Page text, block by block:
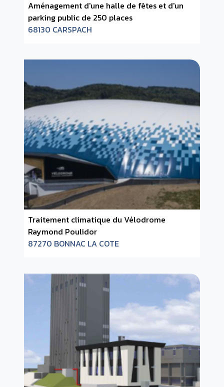
Aménagement d'une halle de fêtes et d'un
parking public de 250 places
68130 CARSPACH
Traitement climatique du Vélodrome
Raymond Poulidor
87270 BONNAC LA COTE